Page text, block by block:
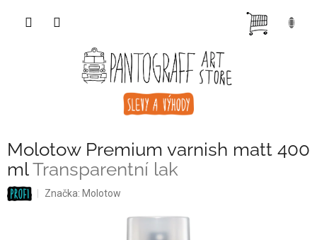
Molotow Premium varnish matt 400
mlTransparentní lak
Značka: Molotow